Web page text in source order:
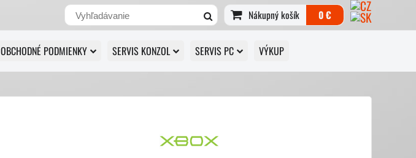
Nákupný košík 0 €
OBCHODNÉ PODMIENKY SERVIS KONZOL SERVIS PC VÝKUP